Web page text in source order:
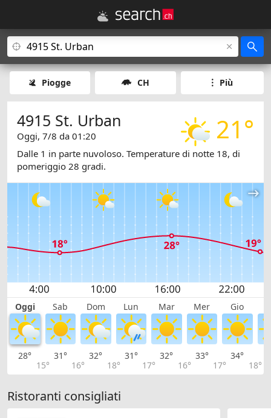
Piogge CH Più
21°
4915 St. Urban
Oggi, 7/8 da 01:20
Dalle 1 in parte nuvoloso. Temperature di notte 18, di
pomeriggio 28 gradi.
Oggi Sab Dom Lun Mar Mer Gio
28°
15°
31°
16°
32°
18°
31°
17°
32°
16°
33°
17°
34°
18°
Ristoranti consigliati